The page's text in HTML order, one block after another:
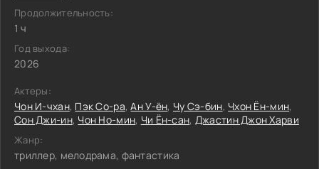
Продолжительность:
1 ч
Год выхода:
2026
Актеры:
Чон И-чхан, Пэк Со-ра,Ан У-ён, Чу Сэ-бин, Чхон Ён-мин,
Сон Джи-ин, Чон Но-мин, Чи Ён-сан, Джастин Джон Харви
Жанр:
триллер, мелодрама, фантастика